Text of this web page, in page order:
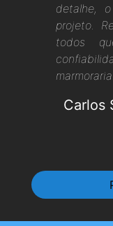
detalhe,
projeto.
todos
Carlos